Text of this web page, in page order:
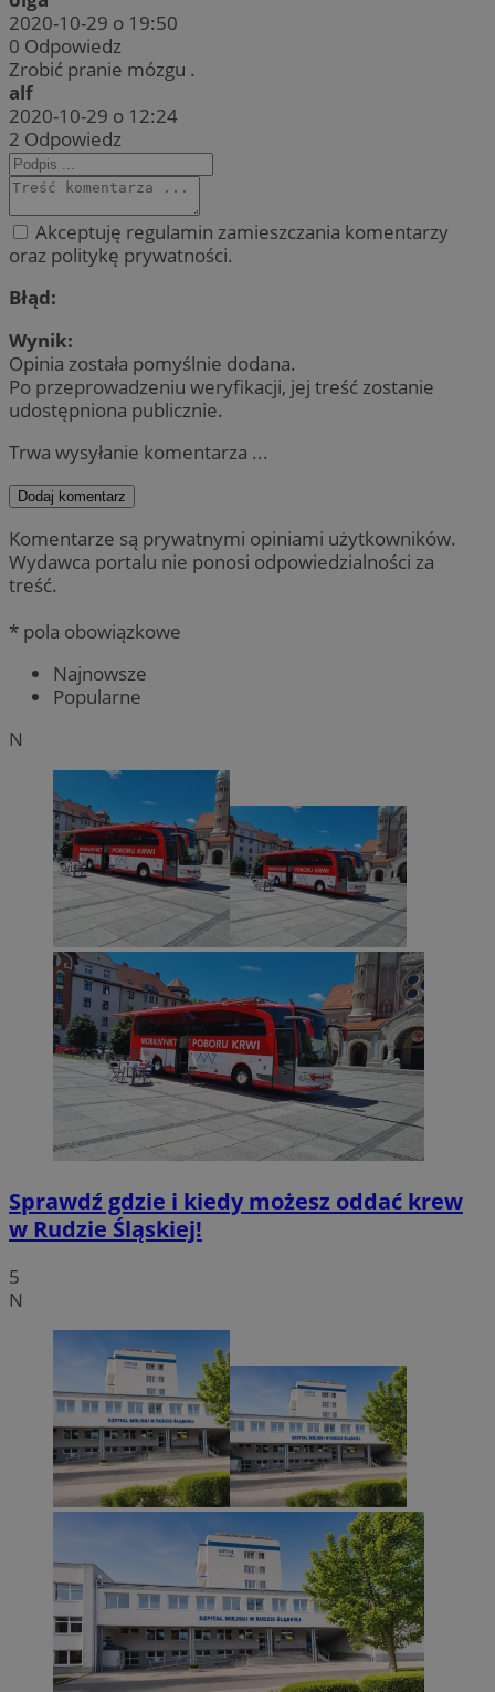
2020-10-29 o 19:50
0 Odpowiedz
Zrobić pranie mózgu .
alf
2020-10-29 o 12:24
2 Odpowiedz
Akceptuję regulamin zamieszczania komentarzy
oraz politykę prywatności.
Błąd:
Wynik:
Opinia została pomyślnie dodana.
Po przeprowadzeniu weryfikacji, jej treść zostanie
udostępniona publicznie.
Trwa wysyłanie komentarza ...
Dodaj komentarz
Komentarze są prywatnymi opiniami użytkowników.
Wydawca portalu nie ponosi odpowiedzialności za
treść.
* pola obowiązkowe
Najnowsze
Popularne
N
Sprawdź gdzie i kiedy możesz oddać krew
w Rudzie Śląskiej!
5
N